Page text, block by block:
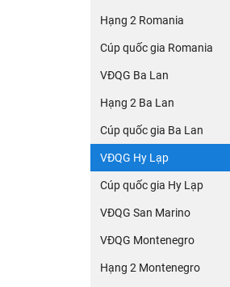
Hạng 2 Romania
Cúp quốc gia Romania
VĐQG Ba Lan
Hạng 2 Ba Lan
Cúp quốc gia Ba Lan
VĐQG Hy Lạp
Cúp quốc gia Hy Lạp
VĐQG San Marino
VĐQG Montenegro
Hạng 2 Montenegro